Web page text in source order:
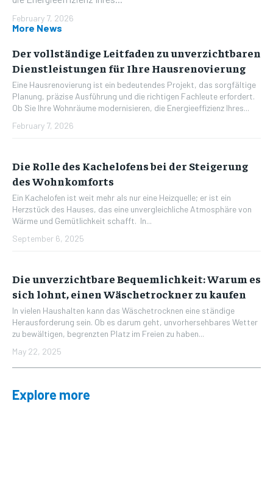
February 7, 2026
More News
Der vollständige Leitfaden zu unverzichtbaren
Dienstleistungen für Ihre Hausrenovierung
Eine Hausrenovierung ist ein bedeutendes Projekt, das sorgfältige
Planung, präzise Ausführung und die richtigen Fachleute erfordert.
Ob Sie Ihre Wohnräume modernisieren, die Energieeffizienz Ihres...
February 7, 2026
Die Rolle des Kachelofens bei der Steigerung
des Wohnkomforts
Ein Kachelofen ist weit mehr als nur eine Heizquelle; er ist ein
Herzstück des Hauses, das eine unvergleichliche Atmosphäre von
Wärme und Gemütlichkeit schafft. In...
September 6, 2025
Die unverzichtbare Bequemlichkeit: Warum es
sich lohnt, einen Wäschetrockner zu kaufen
In vielen Haushalten kann das Wäschetrocknen eine ständige
Herausforderung sein. Ob es darum geht, unvorhersehbares Wetter
zu bewältigen, begrenzten Platz im Freien zu haben...
May 22, 2025
Explore more